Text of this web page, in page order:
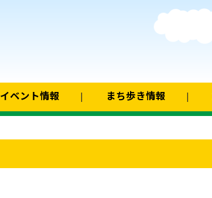
イベント情報 まち歩き情報